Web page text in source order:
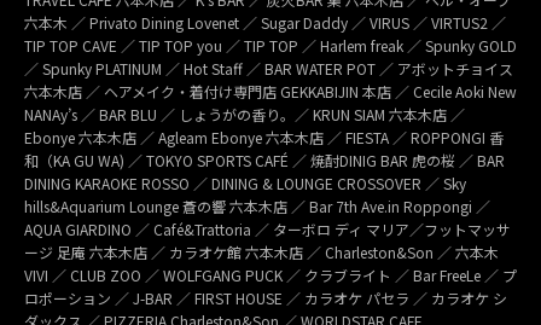
六本木 ／ Privato Dining Lovenet ／ Sugar Daddy ／ VIRUS ／ VIRTUS2 ／
TIP TOP CAVE ／ TIP TOP you ／ TIP TOP ／ Harlem freak ／ Spunky GOLD
／ Spunky PLATINUM ／ Hot Staff ／ BAR WATER POT ／ アボットチョイス
六本木店 ／ ヘアメイク・着付け専門店 GEKKABIJIN 本店 ／ Cecile Aoki New
NANAy’s ／ BAR BLU ／ しょうがの香り。／ KRUN SIAM 六本木店 ／
Ebonye 六本木店 ／ Agleam Ebonye 六本木店 ／ FIESTA ／ ROPPONGI 香
和（KA GU WA) ／ TOKYO SPORTS CAFÉ ／ 焼酎DINIG BAR 虎の桜 ／ BAR
DINING KARAOKE ROSSO ／ DINING & LOUNGE CROSSOVER ／ Sky
hills&Aquarium Lounge 蒼の響 六本木店 ／ Bar 7th Ave.in Roppongi ／
AQUA GIARDINO ／ Café&Trattoria ／ ターボロ ディ マリア／フットマッサ
ージ 足庵 六本木店 ／ カラオケ館 六本木店 ／ Charleston&Son ／ 六本木
VIVI ／ CLUB ZOO ／ WOLFGANG PUCK ／ クラブライト ／ Bar FreeLe ／ プ
ロポーション ／ J-BAR ／ FIRST HOUSE ／ カラオケ パセラ ／ カラオケ シ